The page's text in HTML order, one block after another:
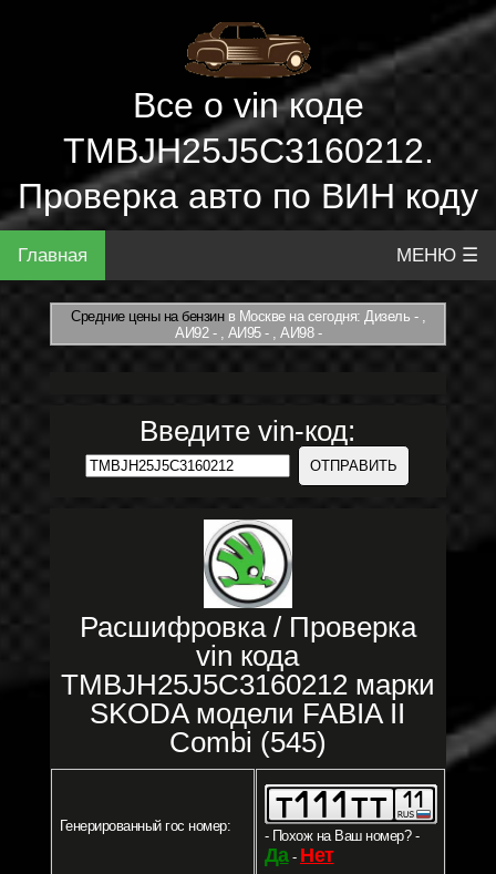
Все о vin коде
TMBJH25J5C3160212.
Проверка авто по ВИН коду
Главная МЕНЮ ☰
Средние цены на бензинв Москве на сегодня: Дизель - ,
АИ92 - , АИ95 - , АИ98 -
Введите vin-код:
Расшифровка / Проверка
vin кода
TMBJH25J5C3160212 марки
SKODA модели FABIA II
Combi (545)
Генерированный гос номер:
- Похож на Ваш номер? -
Да- Нет